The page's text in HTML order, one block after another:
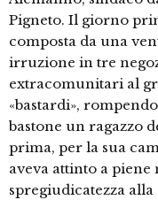
Pigneto. Il giorno
composta da una
irruzione in tre
extracomunitari al
«bastardi»,
bastone un ragazzo
prima, per la sua
aveva attinto a
spregiudicatezza